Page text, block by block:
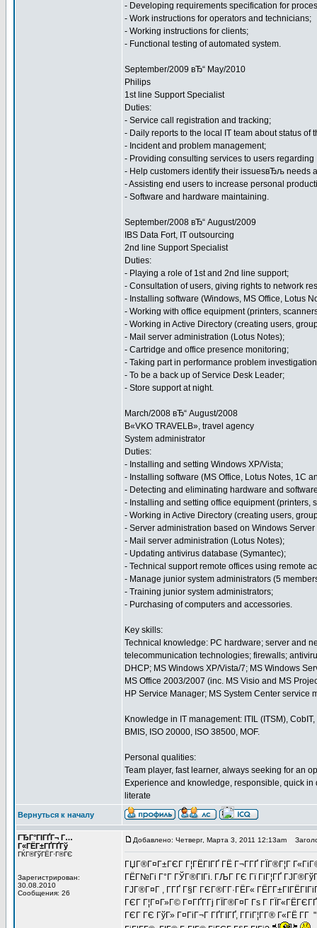
- Developing requirements specification for
- Work instructions for operators and technicians;
- Working instructions for clients;
- Functional testing of automated system.
September/2009 вЂ“ May/2010
Philips
1st line Support Specialist
Duties:
- Service call registration and tracking;
- Daily reports to the local IT team about status of
- Incident and problem management;
- Providing consulting services to users
- Help customers identify their issuesвЂљ needs
- Assisting end users to increase personal
- Software and hardware maintaining.
September/2008 вЂ“ August/2009
IBS Data Fort, IT outsourcing
2nd line Support Specialist
Duties:
- Playing a role of 1st and 2nd line support;
- Consultation of users, giving rights to network
- Installing software (Windows, MS Office, Lotus
- Working with office equipment (printers,
- Working in Active Directory (creating users,
- Mail server administration (Lotus Notes);
- Cartridge and office presence monitoring;
- Taking part in performance problem
- To be a back up of Service Desk Leader;
- Store support at night.
March/2008 вЂ“ August/2008
В«VKO TRAVELВ», travel agency
System administrator
Duties:
- Installing and setting Windows XP/Vista;
- Installing software (MS Office, Lotus Notes, 1C
- Detecting and eliminating hardware and
- Installing and setting office equipment (printers,
- Working in Active Directory (creating users,
- Server administration based on Windows Server
- Mail server administration (Lotus Notes);
- Updating antivirus database (Symantec);
- Technical support remote offices using remote
- Manage junior system administrators (5
- Training junior system administrators;
- Purchasing of computers and accessories.
Key skills:
Technical knowledge: PC hardware; server and
telecommunication technologies; firewalls;
DHCP; MS Windows XP/Vista/7; MS Windows
MS Office 2003/2007 (inc. MS Visio and MS
HP Service Manager; MS System Center service
Knowledge in IT management: ITIL (ITSM), CobIT,
BMIS, ISO 20000, ISO 38500, MOF.
Personal qualities:
Team player, fast learner, always seeking for an
Experience and knowledge, responsible, quick in
literate
Вернуться к началу
ГЂГ°ГІГҐГ¬ Г…
Г«ГЁГ±ГҐГҐГў
ГЌГ®ГўГЁГ·Г®ГЄ
Зарегистрирован:
30.08.2010
Сообщения: 26
Добавлено: Четверг, Марта 3, 2011 12:13am
ГЏГ®Г¤Г±ГЄГ Г¦ГЁГІГҐ ГЁ Г¬Г­ГҐ ГЇГ®Г¦Г
ГЁГ№Гі Г°Г ГЎГ®ГІГі. ГЉГ ГЄ Гї ГіГ¦ГҐ
ГЈГ®Г¤Г , Г­ГҐ Г§Г ГЄГ®Г­Г·ГЁГ«
ГЄГ Г¦Г¤Г»Г© Г¤ГҐГ­Гј ГЇГ®Г¤Г Гѕ Г
ГЄГ ГЄ ГўГ» Г¤ГіГ¬Г ГҐГІГҐ, Г­ГіГ¦Г­Г® Г«ГЁ Г­Г